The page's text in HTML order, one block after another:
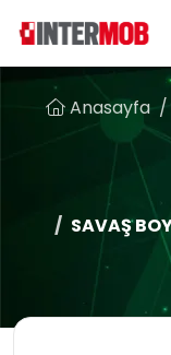
Anasayfa
SAVAŞ